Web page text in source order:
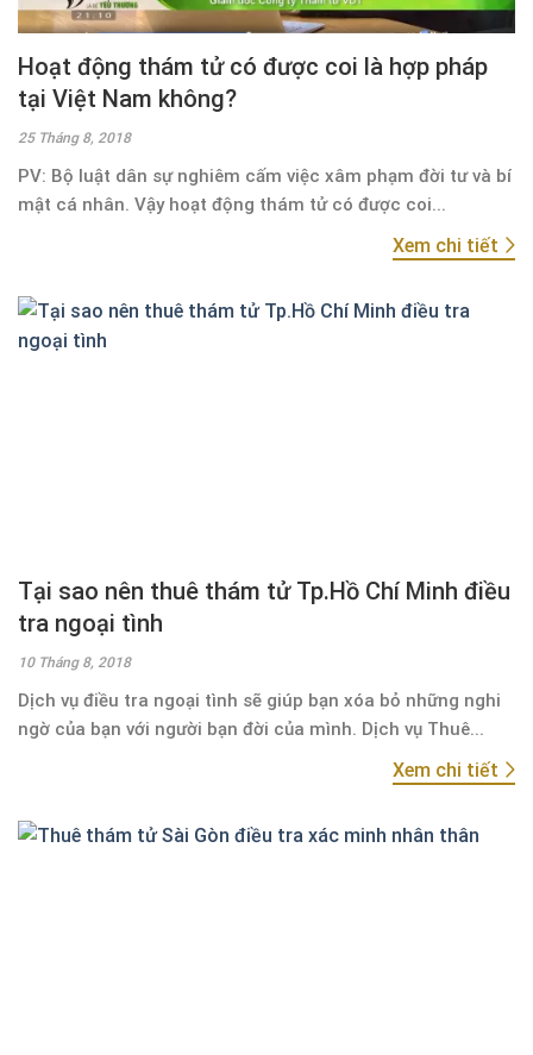
Hoạt động thám tử có được coi là hợp pháp
tại Việt Nam không?
25 Tháng 8, 2018
PV: Bộ luật dân sự nghiêm cấm việc xâm phạm đời tư và bí
mật cá nhân. Vậy hoạt động thám tử có được coi...
Xem chi tiết
Tại sao nên thuê thám tử Tp.Hồ Chí Minh điều
tra ngoại tình
10 Tháng 8, 2018
Dịch vụ điều tra ngoại tình sẽ giúp bạn xóa bỏ những nghi
ngờ của bạn với người bạn đời của mình. Dịch vụ Thuê...
Xem chi tiết